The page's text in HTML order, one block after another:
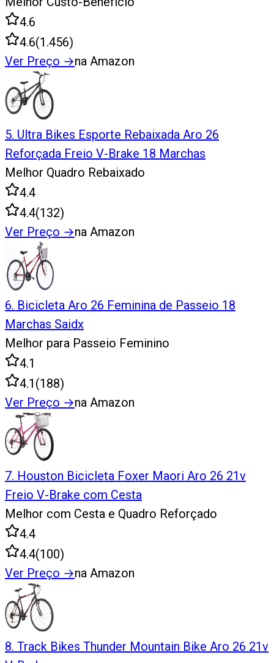
4.6
4.6(1.456)
Ver Preço →na Amazon
5. Ultra Bikes Esporte Rebaixada Aro 26
Reforçada Freio V-Brake 18 Marchas
Melhor Quadro Rebaixado
4.4
4.4(132)
Ver Preço →na Amazon
6. Bicicleta Aro 26 Feminina de Passeio 18
Marchas Saidx
Melhor para Passeio Feminino
4.1
4.1 (188)
Ver Preço →na Amazon
7. Houston Bicicleta Foxer Maori Aro 26 21v
Freio V-Brake com Cesta
Melhor com Cesta e Quadro Reforçado
4.4
4.4(100)
Ver Preço →na Amazon
8. Track Bikes Thunder Mountain Bike Aro 26 21v